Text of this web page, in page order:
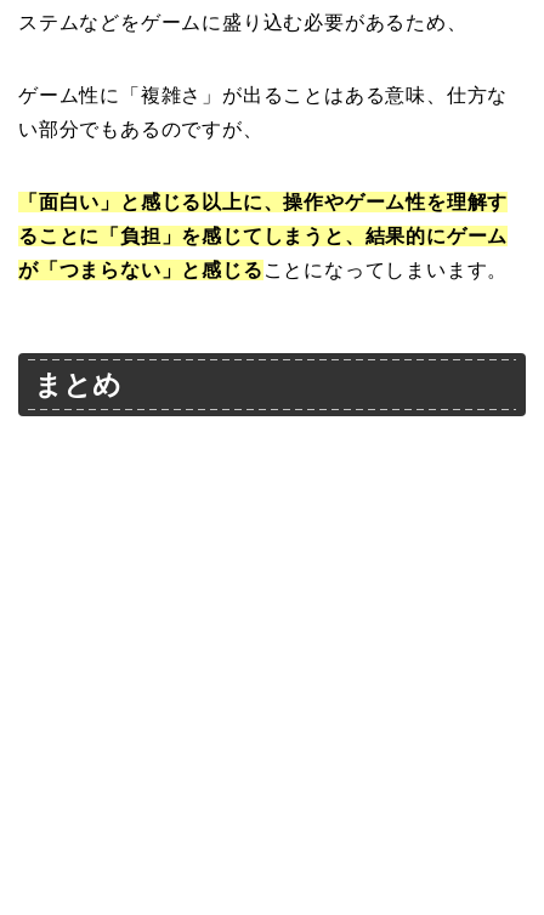
ステムなどをゲームに盛り込む必要があるため、
ゲーム性に「複雑さ」が出ることはある意味、仕方な
い部分でもあるのですが、
「面白い」と感じる以上に、操作やゲーム性を理解す
ることに「負担」を感じてしまうと、結果的にゲーム
が「つまらない」 と感じる ことになってしまいます。
まとめ